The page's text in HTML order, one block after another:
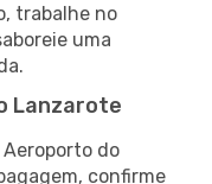
trabalhe no
uma
Lanzarote
do
confirme